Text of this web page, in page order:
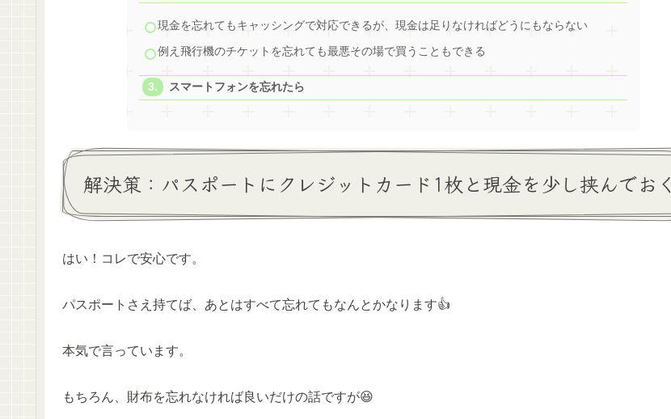
現金を忘れてもキャッシングで対応できるが、現金は足りなければどうにもならない
例え飛行機のチケットを忘れても最悪その場で買うこともできる
スマートフォンを忘れたら
解決策：パスポートにクレジットカード1枚と現金を少し挟んでおく
はい！コレで安心です。
パスポートさえ持てば、あとはすべて忘れてもなんとかなります👍
本気で言っています。
もちろん、財布を忘れなければ良いだけの話ですが😆